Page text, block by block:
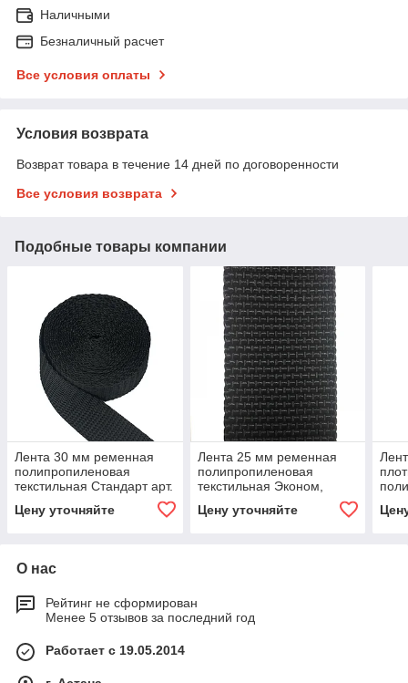
Наличными
Безналичный расчет
Все условия оплаты
Условия возврата
Возврат товара в течение 14 дней по договоренности
Все условия возврата
Подобные товары компании
Лента 30 мм ременная
полипропиленовая
текстильная Стандарт арт.
Цену уточняйте
Лента 25 мм ременная
полипропиленовая
текстильная Эконом,
Цену уточняйте
О нас
Рейтинг не сформирован
Менее 5 отзывов за последний год
Работает с 19.05.2014